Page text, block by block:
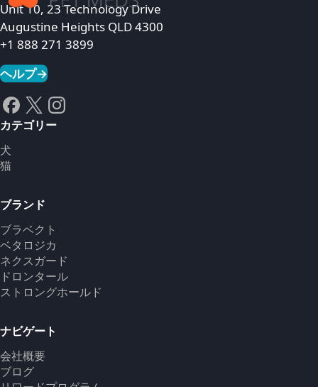
Unit 10, 23 Technology Drive
Augustine Heights QLD 4300
+1 888 271 3899
ヘルプ→
カテゴリー
犬
猫
ブランド
ブラベクト
ベタロジカ
ネクスガード
ドロンタール
ストロングホールド
ナビゲート
会社概要
ブログ